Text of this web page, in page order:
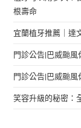
根壽命
宜蘭植牙推薦｜達
門診公告|巴威颱風
門診公告|巴威颱風
笑容升級的秘密：